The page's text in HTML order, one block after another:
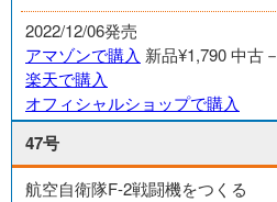
2022/12/06発売
アマゾンで購入 新品¥1,790中古－
楽天で購入
オフィシャルショップで購入
47号
航空自衛隊F-2戦闘機をつくる